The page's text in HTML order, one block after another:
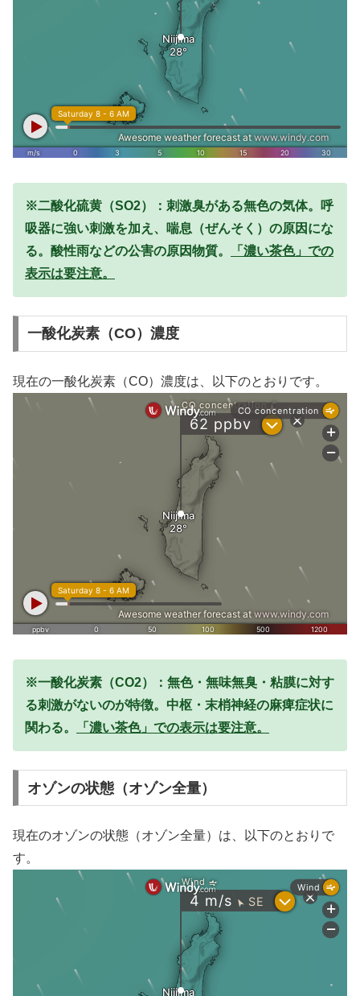
※二酸化硫黄（SO2）：刺激臭がある無色の気体。呼
吸器に強い刺激を加え、喘息（ぜんそく）の原因にな
る。酸性雨などの公害の原因物質。
「濃い茶色」での
表示は要注意。
一酸化炭素（CO）濃度
現在の一酸化炭素（CO）濃度は、以下のとおりです。
※一酸化炭素（CO2）：無色・無味無臭・粘膜に対す
る刺激がないのが特徴。中枢・末梢神経の麻痺症状に
関わる。
「濃い茶色」での表示は要注意。
オゾンの状態（オゾン全量）
現在のオゾンの状態（オゾン全量）は、以下のとおりで
す。